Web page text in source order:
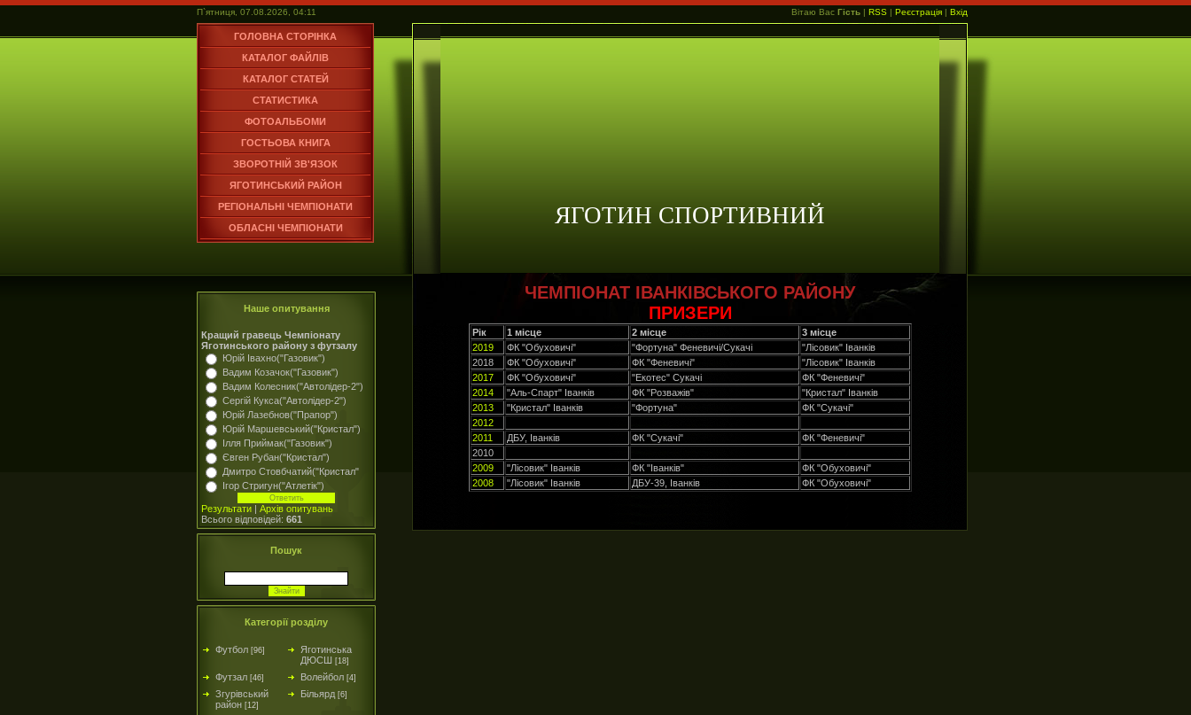
П`ятниця, 07.08.2026, 04:11 Вітаю Вас Гість | RSS | Реєстрація | Вхід
ГОЛОВНА СТОРІНКА
КАТАЛОГ ФАЙЛІВ
КАТАЛОГ СТАТЕЙ
СТАТИСТИКА
ФОТОАЛЬБОМИ
ГОСТЬОВА КНИГА
ЗВОРОТНІЙ ЗВ'ЯЗОК
ЯГОТИНСЬКИЙ РАЙОН
РЕГІОНАЛЬНІ ЧЕМПІОНАТИ
ОБЛАСНІ ЧЕМПІОНАТИ
ЯГОТИН СПОРТИВНИЙ
Наше опитування
Кращий гравець Чемпіонату
Яготинського району з футзалу
Юрій Івахно("Газовик")
Вадим Козачок("Газовик")
Вадим Колесник("Автолідер-2")
Сергій Кукса("Автолідер-2")
Юрій Лазебнов("Прапор")
Юрій Маршевський("Кристал")
Ілля Приймак("Газовик")
Євген Рубан("Кристал")
Дмитро Стовбчатий("Кристал"
Ігор Стригун("Атлетік")
Результати | Архів опитувань
Всього відповідей: 661
Пошук
Категорії розділу
Футбол [96]
Яготинська
ДЮСШ [18]
Футзал [46] Волейбол [4]
Згурівський
район [12]
Більярд [6]
ЧЕМПІОНАТ ІВАНКІВСЬКОГО РАЙОНУ
ПРИЗЕРИ
Рік 1 місце 2 місце
3 місце
2019
ФК "Обуховичі" "Фортуна" Феневичі/Сукачі
"Лісовик" Іванків
2018
ФК "Обуховичі" ФК "Феневичі"
"Лісовик" Іванків
2017
ФК "Обуховичі" "Екотес" Сукачі
ФК "Феневичі"
2014
"Аль-Спарт" Іванків ФК "Розважів"
"Кристал" Іванків
2013
"Кристал" Іванків "Фортуна"
ФК "Сукачі"
2012
2011
ДБУ, Іванків ФК "Сукачі"
ФК "Феневичі"
2010
2009
"Лісовик" Іванків ФК "Іванків"
ФК "Обуховичі"
2008
"Лісовик" Іванків ДБУ-39, Іванків ФК "Обуховичі"